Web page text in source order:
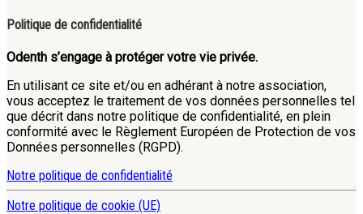
Politique de confidentialité
Odenth s’engage à protéger votre vie privée.
En utilisant ce site et/ou en adhérant à notre association,
vous acceptez le traitement de vos données personnelles tel
que décrit dans notre politique de confidentialité, en plein
conformité avec le Règlement Européen de Protection de vos
Données personnelles (RGPD).
Notre politique de confidentialité
Notre politique de cookie (UE)